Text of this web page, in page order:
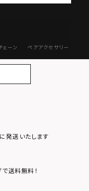
ェーン ペアアクセサリー
ス
発送いたします
送料無料！